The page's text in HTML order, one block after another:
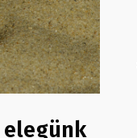
elegünk